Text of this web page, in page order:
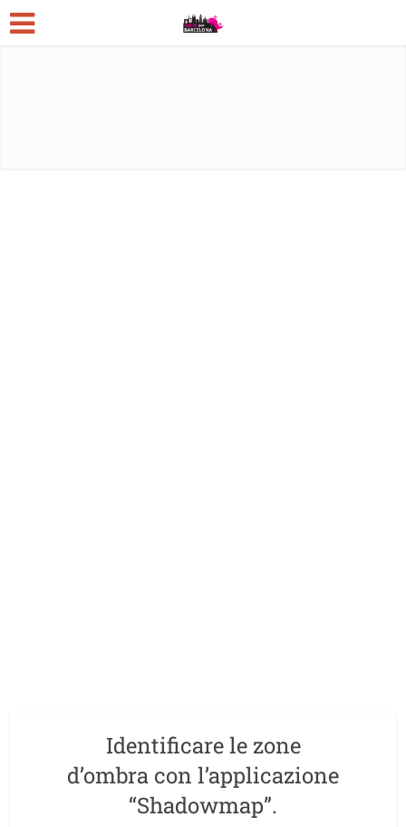
Identificare le zone
d’ombra con l’applicazione
“Shadowmap”.